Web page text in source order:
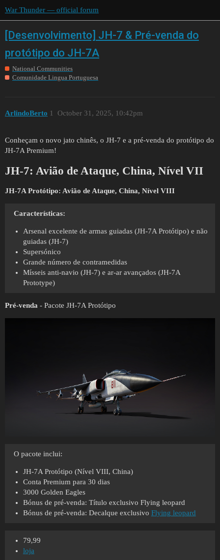
War Thunder — official forum
[Desenvolvimento] JH-7 & Pré-venda do
protótipo do JH-7A
National Communities
Comunidade Lingua Portuguesa
ArlindoBerto October 31, 2025, 10:42pm
1
Conheçam o novo jato chinês, o JH-7 e a pré-venda do protótipo do
JH-7A Premium!
JH-7: Avião de Ataque, China, Nível VII
JH-7A Protótipo: Avião de Ataque, China, Nível VIII
Características:
Arsenal excelente de armas guiadas (JH-7A Protótipo) e não
guiadas (JH-7)
Supersónico
Grande número de contramedidas
Mísseis anti-navio (JH-7) e ar-ar avançados (JH-7A
Prototype)
Pré-venda - Pacote JH-7A Protótipo
O pacote inclui:
JH-7A Protótipo (Nível VIII, China)
Conta Premium para 30 dias
3000 Golden Eagles
Bónus de pré-venda: Título exclusivo Flying leopard
Bónus de pré-venda: Decalque exclusivo Flying leopard
79,99
loja